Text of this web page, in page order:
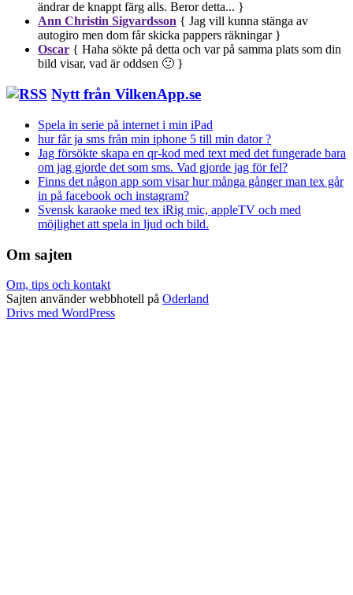
ändrar de knappt färg alls. Beror detta... }
Ann Christin Sigvardsson { Jag vill kunna stänga av
autogiro men dom får skicka pappers räkningar }
Oscar { Haha sökte på detta och var på samma plats som din
bild visar, vad är oddsen 🙂 }
Nytt från VilkenApp.se
Spela in serie på internet i min iPad
hur får ja sms från min iphone 5 till min dator ?
Jag försökte skapa en qr-kod med text med det fungerade bara
om jag gjorde det som sms. Vad gjorde jag för fel?
Finns det någon app som visar hur många gånger man tex går
in på facebook och instagram?
Svensk karaoke med tex iRig mic, appleTV och med
möjlighet att spela in ljud och bild.
Om sajten
Om, tips och kontakt
Sajten använder webbhotell på Oderland
Drivs med WordPress